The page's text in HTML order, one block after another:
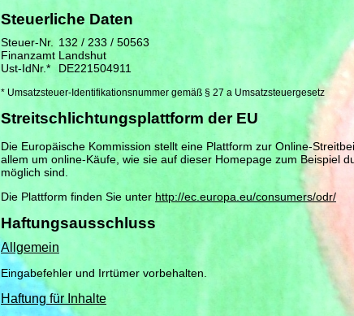
Steuerliche Daten
Steuer-Nr.
Finanzamt
Ust-IdNr.*
132 / 233 / 50563
Landshut
DE221504911
* Umsatzsteuer-Identifikationsnummer gemäß § 27 a Umsatzsteuergesetz
Streitschlichtungsplattform der EU
Die Europäische Kommission stellt eine Plattform zur Online-
allem um online-Käufe, wie sie auf dieser Homepage zum Beispiel
möglich sind.
Die Plattform finden Sie unter http://ec.europa.eu/consumers/odr/
Haftungsausschluss
Allgemein
Eingabefehler und Irrtümer vorbehalten.
Haftung für Inhalte